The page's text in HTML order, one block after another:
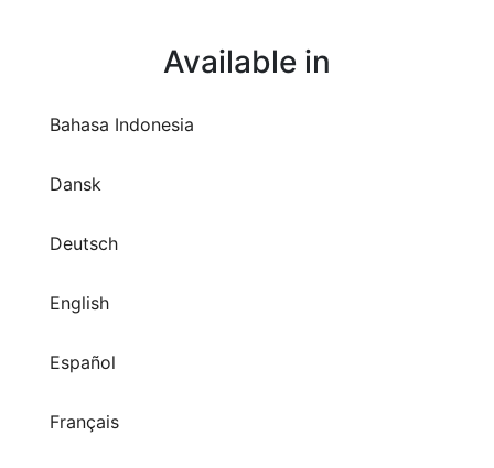
Available in
Bahasa Indonesia
Dansk
Deutsch
English
Español
Français